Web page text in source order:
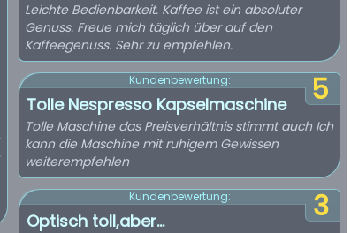
Leichte Bedienbarkeit. Kaffee ist ein absoluter
Genuss. Freue mich täglich über auf den
Kaffeegenuss. Sehr zu empfehlen.
5
Kundenbewertung:
Tolle Nespresso Kapselmaschine
Tolle Maschine das Preisverhältnis stimmt auch Ich
kann die Maschine mit ruhigem Gewissen
weiterempfehlen
3
Kundenbewertung:
Optisch toll,aber…